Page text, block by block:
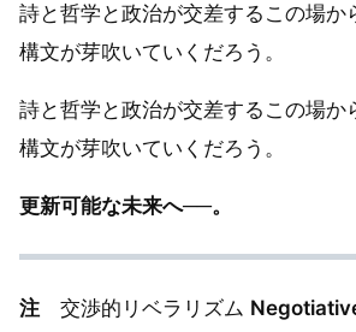
詩と哲学と政治が交差するこの場か
構文が芽吹いていくだろう。
詩と哲学と政治が交差するこの場か
構文が芽吹いていくだろう。
更新可能な未来へ──。
注 交渉的リベラリズム